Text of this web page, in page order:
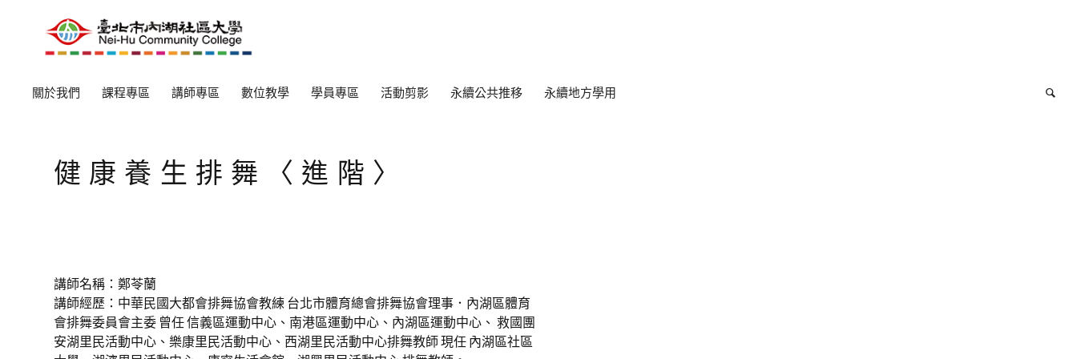
關於我們 課程專區 講師專區 數位教學 學員專區 活動剪影 永續公共推移 永續地方學用
健康養生排舞〈進階〉
講師名稱：鄭苓蘭
講師經歷：中華民國大都會排舞協會教練 台北市體育總會排舞協會理事．內湖區體育
會排舞委員會主委 曾任 信義區運動中心、南港區運動中心、內湖區運動中心、 救國團
安湖里民活動中心、樂康里民活動中心、西湖里民活動中心排舞教師 現任 內湖區社區